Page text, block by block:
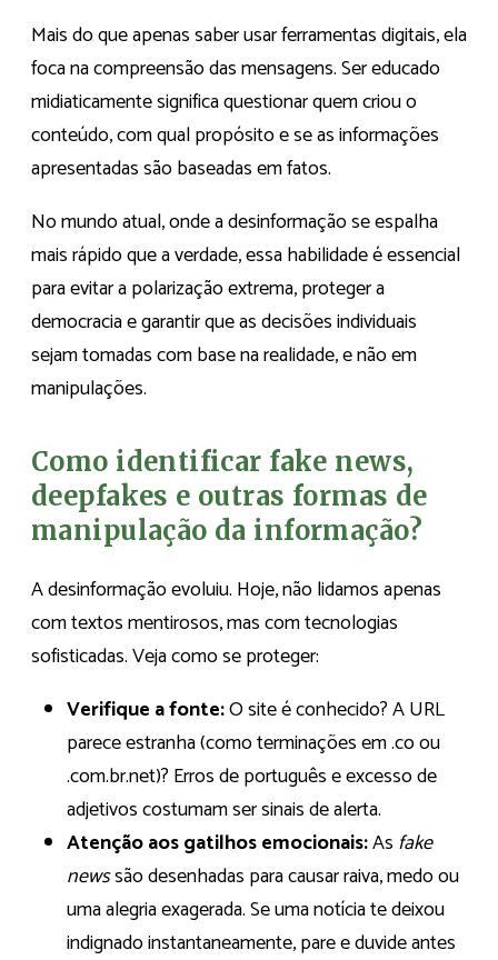
Mais do que apenas saber usar ferramentas digitais, ela
foca na compreensão das mensagens. Ser educado
midiaticamente significa questionar quem criou o
conteúdo, com qual propósito e se as informações
apresentadas são baseadas em fatos.
No mundo atual, onde a desinformação se espalha
mais rápido que a verdade, essa habilidade é essencial
para evitar a polarização extrema, proteger a
democracia e garantir que as decisões individuais
sejam tomadas com base na realidade, e não em
manipulações.
Como identificar fake news,
deepfakes e outras formas de
manipulação da informação?
A desinformação evoluiu. Hoje, não lidamos apenas
com textos mentirosos, mas com tecnologias
sofisticadas. Veja como se proteger:
Verifique a fonte:O site é conhecido? A URL
parece estranha (como terminações em .co ou
.com.br.net)? Erros de português e excesso de
adjetivos costumam ser sinais de alerta.
Atenção aos gatilhos emocionais:As fake
newssão desenhadas para causar raiva, medo ou
uma alegria exagerada. Se uma notícia te deixou
indignado instantaneamente, pare e duvide antes